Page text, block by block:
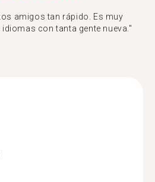
amigos tan rápido. Es muy
con tanta gente nueva."